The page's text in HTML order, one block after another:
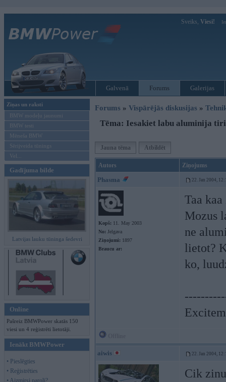
Sveiks, Viesi!
Galvenā Forums Galerijas
Ziņas un raksti
BMW modeļu jaunumi
BMW testi
Mēneša BMW
Sērijveida tūnings
Vel...
Gadījuma bilde
Latvijas lauku tūninga šedevri
Online
Pašreiz BMWPower skatās 150
viesi un 4 reģistrēti lietotāji.
Ienākt BMWPower
• Pieslēgties
• Reģistrēties
• Aizmirsi paroli?
Forums » Vispārējās diskusijas »
Tēma: Iesakiet labu aluminija
Jauna tēma Atbildēt
Autors Ziņojums
Phasma 22. Jan 2004,
Kopš: 11. May 2003
No: Jelgava
Ziņojumi: 1897
Braucu ar:
Taa
Mozus
ne
lietot?
ko,
aiwis 22. Jan 2004,
Cik